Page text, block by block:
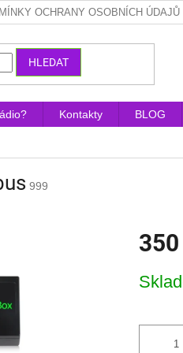
OCHRANY OSOBNÍCH ÚDAJŮ
HLEDAT
Kontakty BLOG
999
cena: